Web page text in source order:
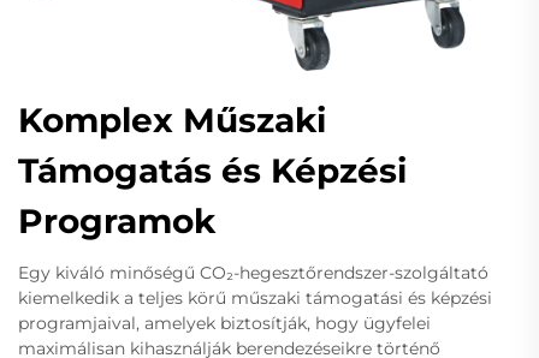
Komplex Műszaki
Támogatás és Képzési
Programok
Egy kiváló minőségű CO₂-hegesztőrendszer-szolgáltató
kiemelkedik a teljes körű műszaki támogatási és képzési
programjaival, amelyek biztosítják, hogy ügyfelei
maximálisan kihasználják berendezéseikre történő